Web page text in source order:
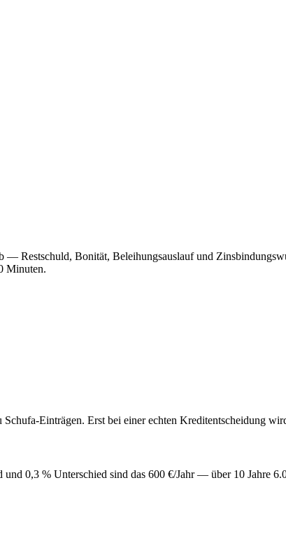
Restschuld, Bonität, Beleihungsauslauf und
Minuten.
Einträgen. Erst bei einer echten Kreditentscheidung
0,3 % Unterschied sind das 600 €/Jahr — über 10 Jahre